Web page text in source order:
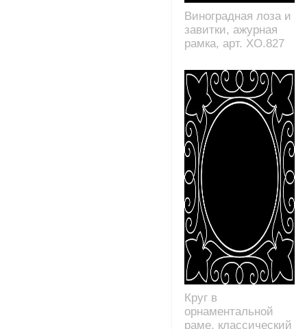
Виноградная лоза и
завитки, ажурная
рамка, арт. XO.827
Круг в
орнаментальной
раме, классический